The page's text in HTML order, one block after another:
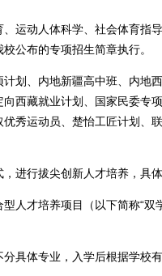
动人体科学、社会体育指
公布的专项招生简章执行。
、内地新疆高中班、内地
西藏就业计划、国家民委专
秀运动员、楚怡工匠计划、
行拔尖创新人才培养，具体
才培养项目（以下简称“双
体专业，入学后根据学校有